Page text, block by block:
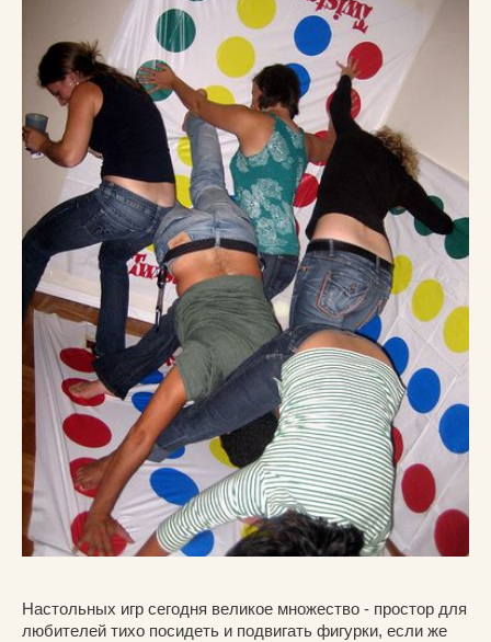
Настольных игр сегодня великое множество - простор для
любителей тихо посидеть и подвигать фигурки, если же